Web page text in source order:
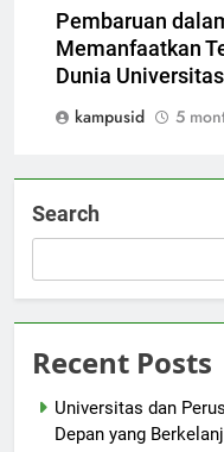
Pembaruan
Memanfaatkan
Dunia Universitas
kampusid
5
Search
Recent Posts
Universitas dan
Depan yang